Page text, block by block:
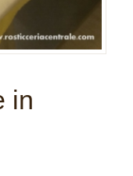
in